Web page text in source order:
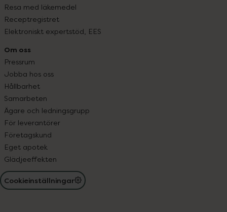
Resa med läkemedel
Receptregistret
Elektroniskt expertstöd, EES
Om oss
Pressrum
Jobba hos oss
Hållbarhet
Samarbeten
Ägare och ledningsgrupp
För leverantörer
Företagskund
Eget apotek
Glädjeeffekten
Cookieinställningar